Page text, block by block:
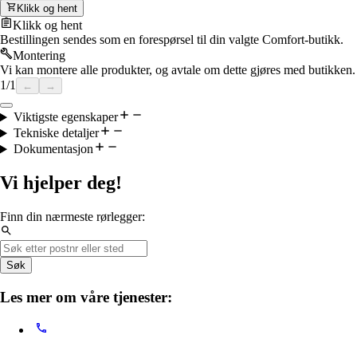
Klikk og hent
Klikk og hent
Bestillingen sendes som en forespørsel til din valgte Comfort-butikk.
Montering
Vi kan montere alle produkter, og avtale om dette gjøres med butikken.
1/1 ← →
Viktigste egenskaper
Tekniske detaljer
Dokumentasjon
Vi hjelper deg!
Finn din nærmeste rørlegger:
Søk
Les mer om våre tjenester: